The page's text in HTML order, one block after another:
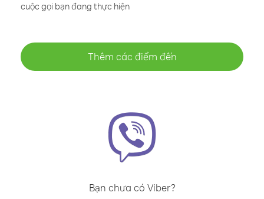
cuộc gọi bạn đang thực hiện
Thêm các điểm đến
Bạn chưa có Viber?